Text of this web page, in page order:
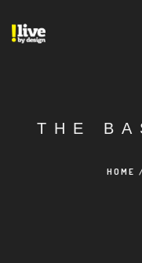
THE
HOME /